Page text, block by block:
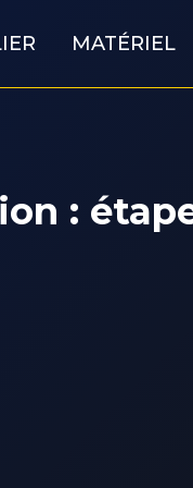
MATÉRIEL
: